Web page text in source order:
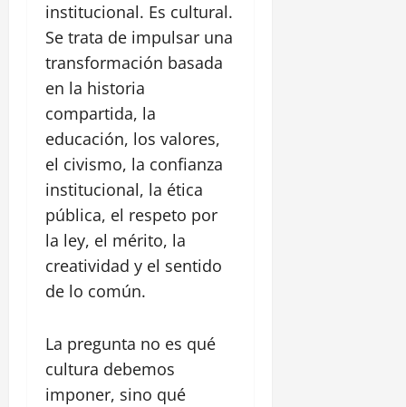
institucional. Es cultural.
Se trata de impulsar una
transformación basada
en la historia
compartida, la
educación, los valores,
el civismo, la confianza
institucional, la ética
pública, el respeto por
la ley, el mérito, la
creatividad y el sentido
de lo común.
La pregunta no es qué
cultura debemos
imponer, sino qué